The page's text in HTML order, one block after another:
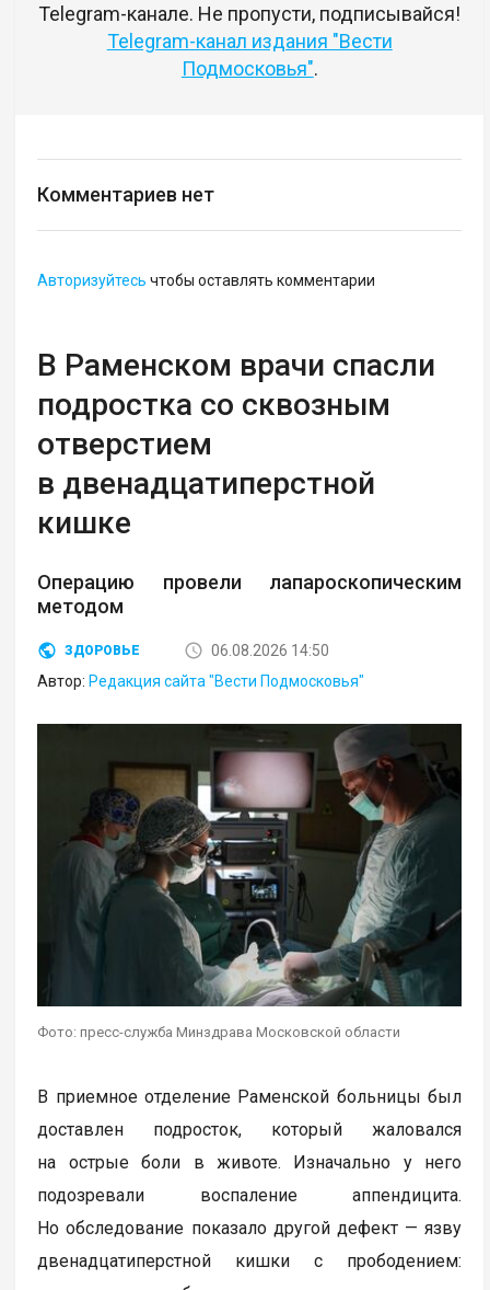
Telegram-канале. Не пропусти, подписывайся!
Telegram-канал издания "Вести
Подмосковья".
Комментариев нет
Авторизуйтесь чтобы оставлять комментарии
В Раменском врачи спасли
подростка со сквозным
отверстием
в двенадцатиперстной
кишке
Операцию провели лапароскопическим
методом
ЗДОРОВЬЕ
06.08.2026 14:50
Автор: Редакция сайта "Вести Подмосковья"
Фото: пресс-служба Минздрава Московской области
В приемное отделение Раменской больницы был
доставлен подросток, который жаловался
на острые боли в животе. Изначально у него
подозревали воспаление аппендицита.
Но обследование показало другой дефект — язву
двенадцатиперстной кишки с прободением: